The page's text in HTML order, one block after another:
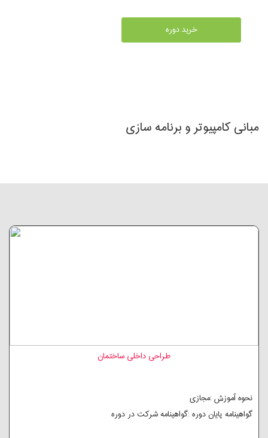
خرید دوره
مبانی کامپیوتر و برنامه سازی
طراحی داخلی ساختمان
نحوه آموزش :مجازی
گواهینامه پایان دوره :گواهینامه شرکت در دوره